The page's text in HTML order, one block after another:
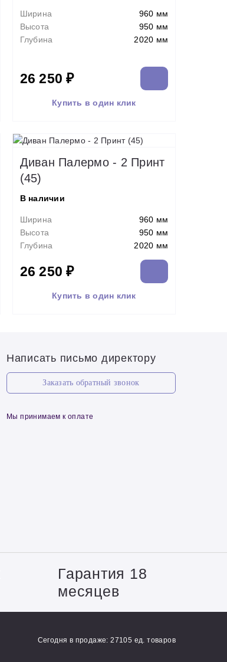
Ширина
960 мм
Высота
950 мм
Глубина
2020 мм
26 250 ₽
Купить в один клик
Диван Палермо - 2 Принт
(45)
В наличии
Ширина
960 мм
Высота
950 мм
Глубина
2020 мм
26 250 ₽
Купить в один клик
Написать письмо директору
Заказать обратный звонок
Мы принимаем к оплате
Гарантия 18
месяцев
Сегодня в продаже: 27105 ед. товаров